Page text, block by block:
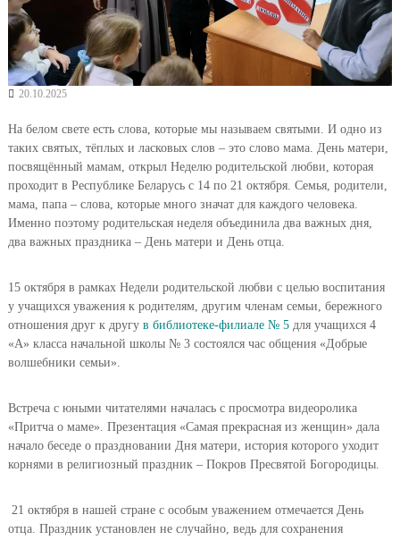
20.10.2025
На белом свете есть слова, которые мы называем святыми. И одно из
таких святых, тёплых и ласковых слов – это слово мама. День матери,
посвящённый мамам, открыл Неделю родительской любви, которая
проходит в Республике Беларусь с 14 по 21 октября. Семья, родители,
мама, папа – слова, которые много значат для каждого человека.
Именно поэтому родительская неделя объединила два важных дня,
два важных праздника – День матери и День отца.
15 октября в рамках Недели родительской любви с целью воспитания
у учащихся уважения к родителям, другим членам семьи, бережного
отношения друг к другу в библиотеке-филиале № 5для учащихся 4
«А» класса начальной школы № 3 состоялся час общения «Добрые
волшебники семьи».
Встреча с юными читателями началась с просмотра видеоролика
«Притча о маме». Презентация «Самая прекрасная из женщин» дала
начало беседе о праздновании Дня матери, история которого уходит
корнями в религиозный праздник – Покров Пресвятой Богородицы.
21 октября в нашей стране с особым уважением отмечается День
отца. Праздник установлен не случайно, ведь для сохранения